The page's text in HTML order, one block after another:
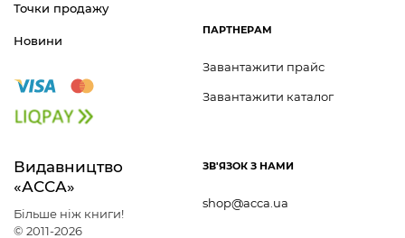
Видавництво
«АССА»
Більше ніж книги!
© 2011-2026
ЗВ'ЯЗОК З НАМИ
shop@acca.ua
Точки продажу
Новини
ПАРТНЕРАМ
Завантажити прайс
Завантажити каталог